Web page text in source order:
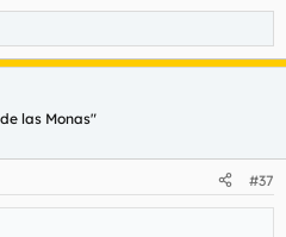
las Monas"
#37